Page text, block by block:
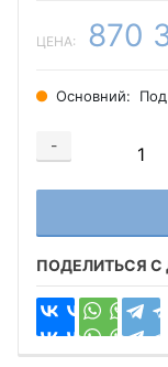
ЦЕНА: 870
Основний: Под
-
ПОДЕЛИТЬСЯ С